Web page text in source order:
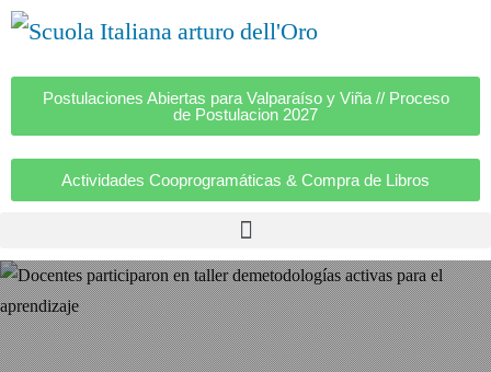
Postulaciones Abiertas para Valparaíso y Viña // Proceso
de Postulacion 2027
Actividades Cooprogramáticas & Compra de Libros